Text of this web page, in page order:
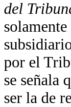
del
por el
se señala
ser la de